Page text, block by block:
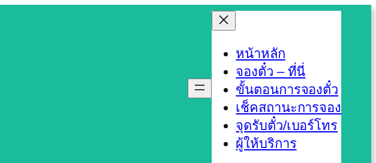
หน้าหลัก
จองตั๋ว – ที่นี่
ขั้นตอนการจองตั๋ว
เช็คสถานะการจอง
จุดรับตั๋ว/เบอร์โทร
ผู้ให้บริการ